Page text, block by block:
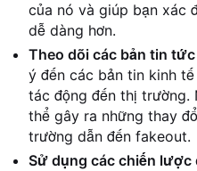
của nó và giúp bạn xác
dễ dàng hơn.
Theo dõi các bản tin
ý đến các bản tin kinh
tác động đến thị trường.
thể gây ra những thay
trường dẫn đến fakeout.
Sử dụng các chiến lược